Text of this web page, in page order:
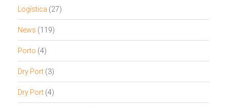
Logística (27)
News (119)
Porto (4)
Dry Port (3)
Dry Port (4)